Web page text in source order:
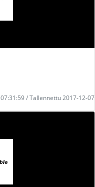
/ Tallennettu 2017-12-07